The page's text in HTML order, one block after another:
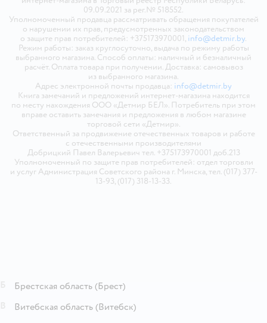
09.09.2021 за рег.№ 518552.
Уполномоченный продавца рассматривать обращения покупателей
о нарушении их прав, предусмотренных законодательством
о защите прав потребителей: +375173970001, info@detmir.by.
Режим работы: заказ круглосуточно, выдача по режиму работы
выбранного магазина. Способ оплаты: наличный и безналичный
расчёт. Оплата товара при получении. Доставка: самовывоз
из выбранного магазина.
Адрес электронной почты продавца: info@detmir.by
Книга замечаний и предложений интернет-магазина находится
по месту нахождения ООО «Детмир БЕЛ». Потребитель при этом
вправе оставить замечания и предложения в любом магазине
торговой сети «Детмир».
Ответственный за продвижение отечественных товаров и работе
с отечественными производителями
Добрицкий Павел Валерьевич тел. +375173970001 доб.213
Уполномоченный по защите прав потребителей: отдел торговли
и услуг Администрация Советского района г. Минска, тел. (017) 377-
13-93, (017) 318-13-33.
Брестская область (Брест)
Витебская область (Витебск)